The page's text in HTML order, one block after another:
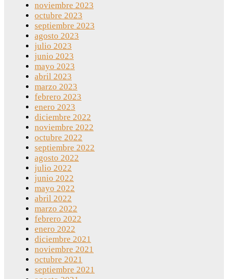
noviembre 2023
octubre 2023
septiembre 2023
agosto 2023
julio 2023
junio 2023
mayo 2023
abril 2023
marzo 2023
febrero 2023
enero 2023
diciembre 2022
noviembre 2022
octubre 2022
septiembre 2022
agosto 2022
julio 2022
junio 2022
mayo 2022
abril 2022
marzo 2022
febrero 2022
enero 2022
diciembre 2021
noviembre 2021
octubre 2021
septiembre 2021